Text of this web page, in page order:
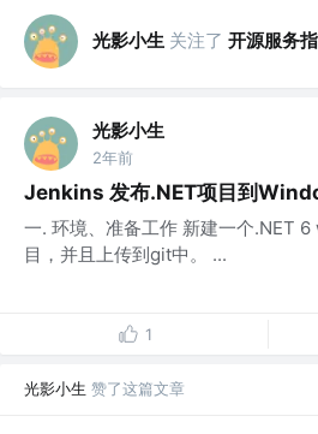
光影小生 关注了 开源服务
光影小生
2年前
Jenkins 发布.NET项目到
一. 环境、准备工作 新建一个.NET
目，并且上传到git中。 ...
1
光影小生 赞了这篇文章